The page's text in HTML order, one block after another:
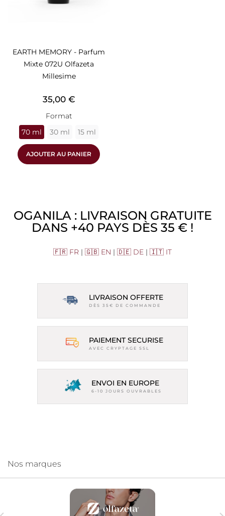
EARTH MEMORY - Parfum
Mixte 072U Olfazeta
Millesime
Prix
35,00 €
Format
70 ml
30 ml 15 ml
AJOUTER AU PANIER
OGANILA : LIVRAISON GRATUITE
DANS +40 PAYS DÈS 35 € !
🇫🇷 FR | 🇬🇧 EN | 🇩🇪 DE | 🇮🇹 IT
LIVRAISON OFFERTE
DÈS 35€ DE COMMANDE
PAIEMENT SECURISE
AVEC CRYPTAGE SSL
ENVOI EN EUROPE
6-10 JOURS OUVRABLES
Nos marques